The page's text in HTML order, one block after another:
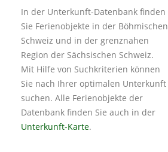
In der Unterkunft-Datenbank finden
Sie Ferienobjekte in der Böhmischen
Schweiz und in der grenznahen
Region der Sächsischen Schweiz.
Mit Hilfe von Suchkriterien können
Sie nach Ihrer optimalen Unterkunft
suchen. Alle Ferienobjekte der
Datenbank finden Sie auch in der
Unterkunft-Karte.